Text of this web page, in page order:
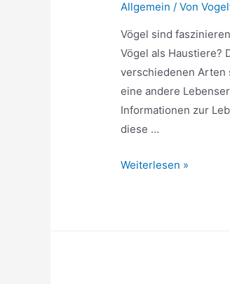
Allgemein / Von
Vögel sind
Vögel als Haustiere?
verschiedenen Arten
eine andere
Informationen zur
diese …
Wie
Weiterlesen »